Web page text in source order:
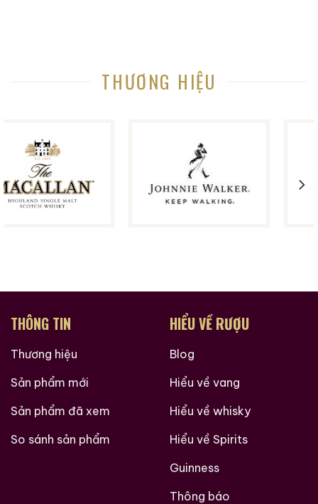
Trang web này rất hữu ích khi bạn không biết nhiều về
này. Bạn sẽ tìm thấy lịch sử nguồn gốc các loại rượu
ngoại, những mẫu rượu quý hiếm, cách thưởng thức
rượu, kinh nghiệm phân biệt rượu, cách chọn lưa được
cửa hàng rượu ngoại uy tín và còn nhiều điều thú vị
Ruouxachtay.com – Cham Vào Đam Mê
Trăm Nghe Không Bằng Một Thấy
THƯƠNG HIỆU
THÔNG TIN
Thương hiệu
Sản phẩm mới
Sản phẩm đã xem
So sánh sản phẩm
HIỂU VỀ RƯỢU
Blog
Hiểu về vang
Hiểu về whisky
Hiểu về Spirits
Guinness
Thông báo